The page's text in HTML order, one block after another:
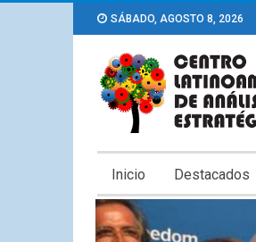
SÁBADO, AGOSTO 8, 2026
Inicio Destacados